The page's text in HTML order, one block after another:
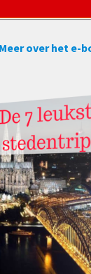
Meer over het e-